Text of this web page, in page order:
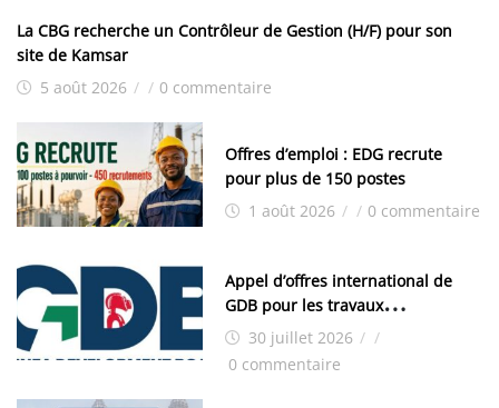
La CBG recherche un Contrôleur de Gestion (H/F) pour son
site de Kamsar
5 août 2026 / / 0 commentaire
Offres d’emploi : EDG recrute
pour plus de 150 postes
1 août 2026 / / 0 commentaire
Appel d’offres international de
GDB pour les travaux
d’aménagement de la zone
industrielle de FANDJE (PAZIF)
30 juillet 2026 / /
0 commentaire